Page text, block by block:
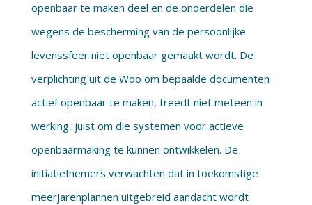
openbaar te maken deel en de onderdelen die
wegens de bescherming van de persoonlijke
levenssfeer niet openbaar gemaakt wordt. De
verplichting uit de Woo om bepaalde documenten
actief openbaar te maken, treedt niet meteen in
werking, juist om die systemen voor actieve
openbaarmaking te kunnen ontwikkelen. De
initiatiefnemers verwachten dat in toekomstige
meerjarenplannen uitgebreid aandacht wordt